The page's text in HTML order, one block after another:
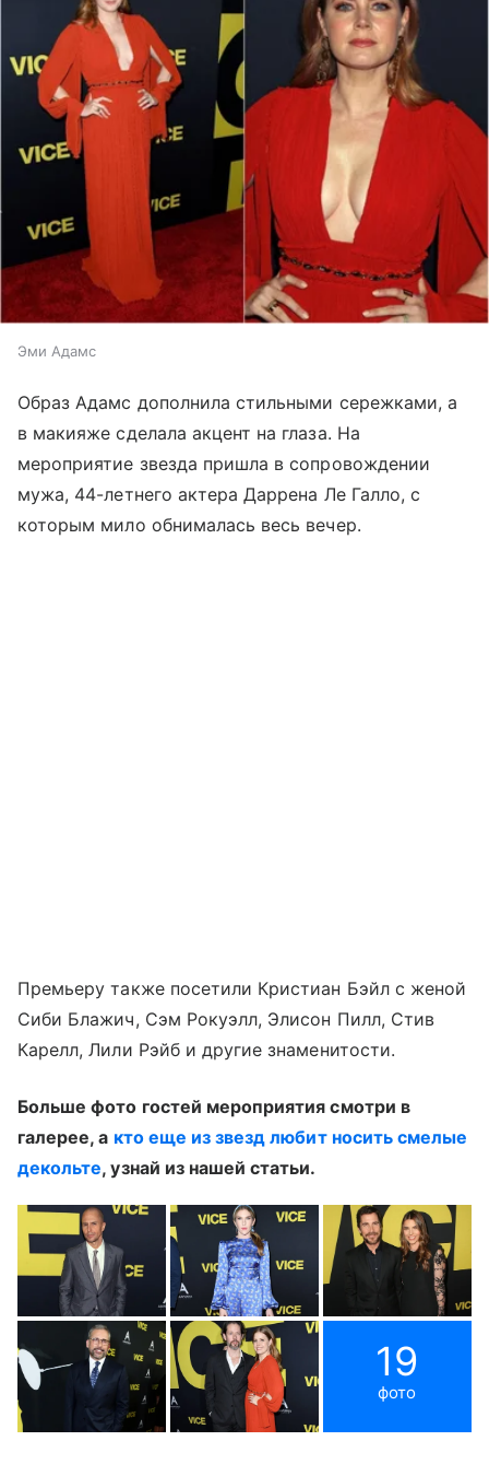
Эми Адамс
Образ Адамс дополнила стильными сережками, а
в макияже сделала акцент на глаза. На
мероприятие звезда пришла в сопровождении
мужа, 44-летнего актера Даррена Ле Галло, с
которым мило обнималась весь вечер.
Премьеру также посетили Кристиан Бэйл с женой
Сиби Блажич, Сэм Рокуэлл, Элисон Пилл, Стив
Карелл, Лили Рэйб и другие знаменитости.
Больше фото гостей мероприятия смотри в
галерее, а кто еще из звезд любит носить смелые
декольте, узнай из нашей статьи.
19
фото